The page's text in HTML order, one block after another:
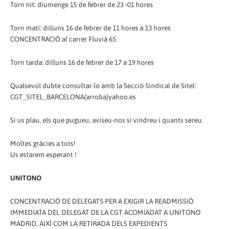
Torn nit: diumenge 15 de febrer de 23 -01 hores
Torn matí: dilluns 16 de febrer de 11 hores a 13 hores
CONCENTRACIÓ al carrer Fluvià 65
Torn tarda: dilluns 16 de febrer de 17 a 19 hores
Qualsevol dubte consultar-lo amb la Secció Sindical de Sitel:
CGT_SITEL_BARCELONA(arroba)yahoo.es
Si us plau, els que pugueu, aviseu-nos si vindreu i quants sereu.
Moltes gràcies a tots!
Us estarem esperant !
UNITONO
CONCENTRACIÓ DE DELEGATS PER A EXIGIR LA READMISSIÓ
IMMEDIATA DEL DELEGAT DE LA CGT ACOMIADAT A UNITONO
MADRID, AIXÍ COM LA RETIRADA DELS EXPEDIENTS